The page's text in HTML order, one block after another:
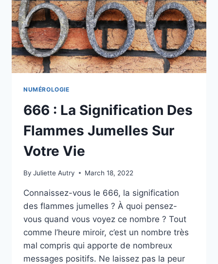
NUMÉROLOGIE
666 : La Signification Des
Flammes Jumelles Sur
Votre Vie
By Juliette Autry March 18, 2022
Connaissez-vous le 666, la signification
des flammes jumelles ? À quoi pensez-
vous quand vous voyez ce nombre ? Tout
comme l’heure miroir, c’est un nombre très
mal compris qui apporte de nombreux
messages positifs. Ne laissez pas la peur